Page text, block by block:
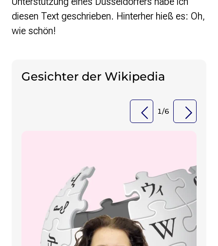
diesen Text geschrieben. Hinterher hieß es: Oh,
wie schön!
Gesichter der Wikipedia
1/6